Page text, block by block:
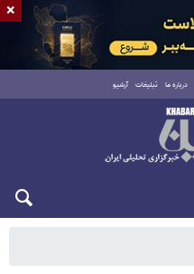
درباره ما تبلیغات آرشیو
×